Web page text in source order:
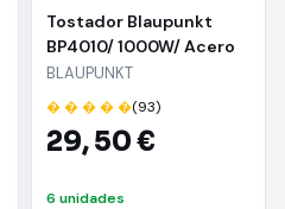
Tostador Blaupunkt
BP4010/ 1000W/ Acero
Inoxidable
BLAUPUNKT
� � � � �(93)
29,50 €
6 unidades